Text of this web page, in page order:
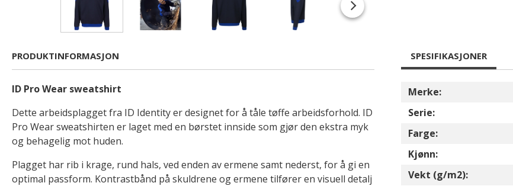
PRODUKTINFORMASJON
ID Pro Wear sweatshirt
Dette arbeidsplagget fra ID Identity er designet for å tåle tøffe arbeidsforhold. ID
Pro Wear sweatshirten er laget med en børstet innside som gjør den ekstra myk
og behagelig mot huden.
Plagget har rib i krage, rund hals, ved enden av ermene samt nederst, for å gi en
optimal passform. Kontrastbånd på skuldrene og ermene tilfører en visuell detalj
SPESIFIKASJONER
Merke:
Serie:
Farge:
Kjønn:
Vekt (g/m2):